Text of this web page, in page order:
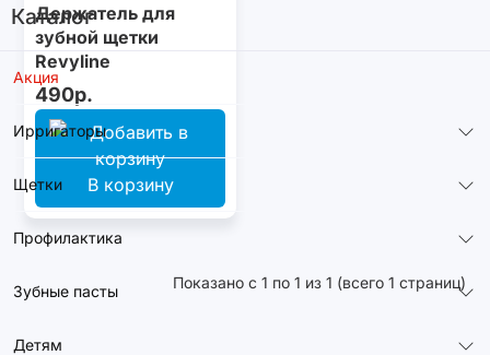
Каталог
Акция
Ирригаторы
Щетки
Профилактика
Зубные пасты
Детям
Держатель для
зубной щетки
Revyline
керамический,
черный
490р.
В корзину
Показано с 1 по 1 из 1 (всего 1 страниц)